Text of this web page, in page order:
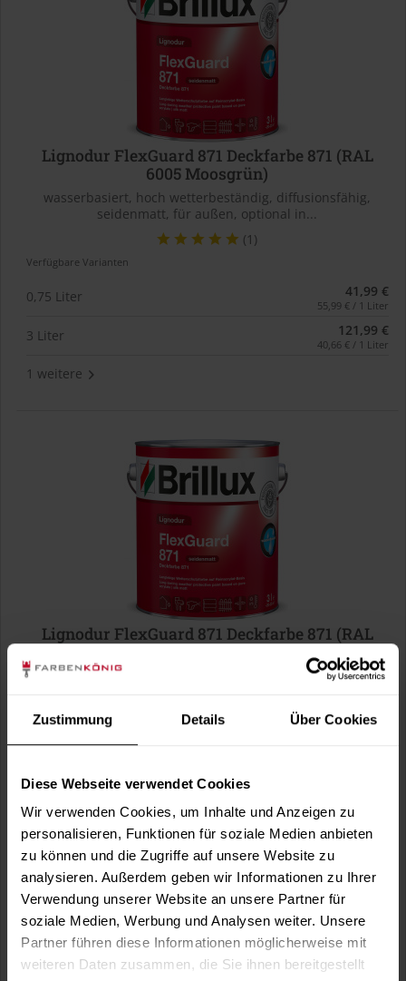
Zustimmung Details Über Cookies
Diese Webseite verwendet Cookies
Wir verwenden Cookies, um Inhalte und Anzeigen zu
personalisieren, Funktionen für soziale Medien anbieten
zu können und die Zugriffe auf unsere Website zu
analysieren. Außerdem geben wir Informationen zu Ihrer
Verwendung unserer Website an unsere Partner für
soziale Medien, Werbung und Analysen weiter. Unsere
Partner führen diese Informationen möglicherweise mit
weiteren Daten zusammen, die Sie ihnen bereitgestellt
Lignodur FlexGuard 871 Deckfarbe 871 (RAL
6005 Moosgrün)
wasserbasiert, hoch wetterbeständig, diffusionsfähig,
seidenmatt, für außen, optional in...
(1)
Verfügbare Varianten
0,75 Liter 41,99 €
55,99 € / 1 Liter
3 Liter 121,99 €
40,66 € / 1 Liter
1 weitere
Lignodur FlexGuard 871 Deckfarbe 871 (RAL
wasserbasiert, hoch wetterbeständig, diffusionsfähig,
Verfügbare Varianten
0,75 Liter
3 Liter
1 weitere